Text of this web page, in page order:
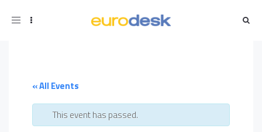
Toggle
« All Events
This event has passed.